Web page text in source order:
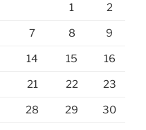
1 2
7 8 9
14 15 16
21 22 23
28 29 30